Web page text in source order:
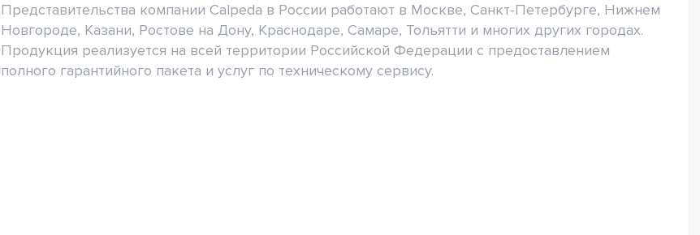
Представительства компании Calpeda в России работают в Москве, Санкт-Петербурге, Нижнем
Новгороде, Казани, Ростове на Дону, Краснодаре, Самаре, Тольятти и многих других городах.
Продукция реализуется на всей территории Российской Федерации с предоставлением
полного гарантийного пакета и услуг по техническому сервису.